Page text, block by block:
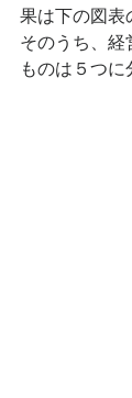
果は下の図表
そのうち、経
ものは５つに